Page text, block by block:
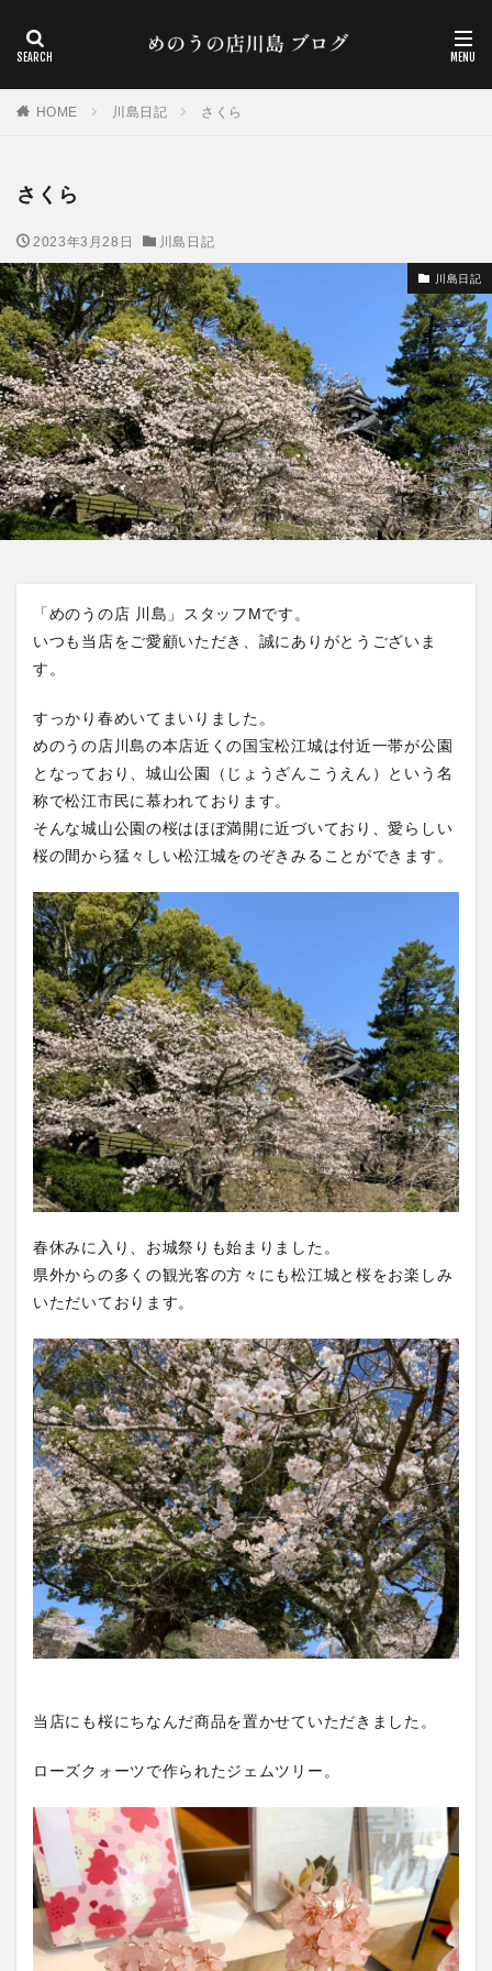
HOME 川島日記 さくら
さくら
2023年3月28日 川島日記
川島日記
「めのうの店 川島」スタッフMです。
いつも当店をご愛顧いただき、誠にありがとうございま
す。
すっかり春めいてまいりました。
めのうの店川島の本店近くの国宝松江城は付近一帯が公園
となっており、城山公園（じょうざんこうえん）という名
称で松江市民に慕われております。
そんな城山公園の桜はほぼ満開に近づいており、愛らしい
桜の間から猛々しい松江城をのぞきみることができます。
春休みに入り、お城祭りも始まりました。
県外からの多くの観光客の方々にも松江城と桜をお楽しみ
いただいております。
当店にも桜にちなんだ商品を置かせていただきました。
ローズクォーツで作られたジェムツリー。